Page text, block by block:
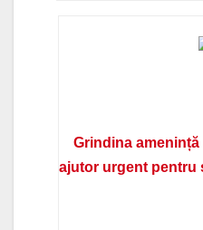
Grindina
ajutor urgent pentru